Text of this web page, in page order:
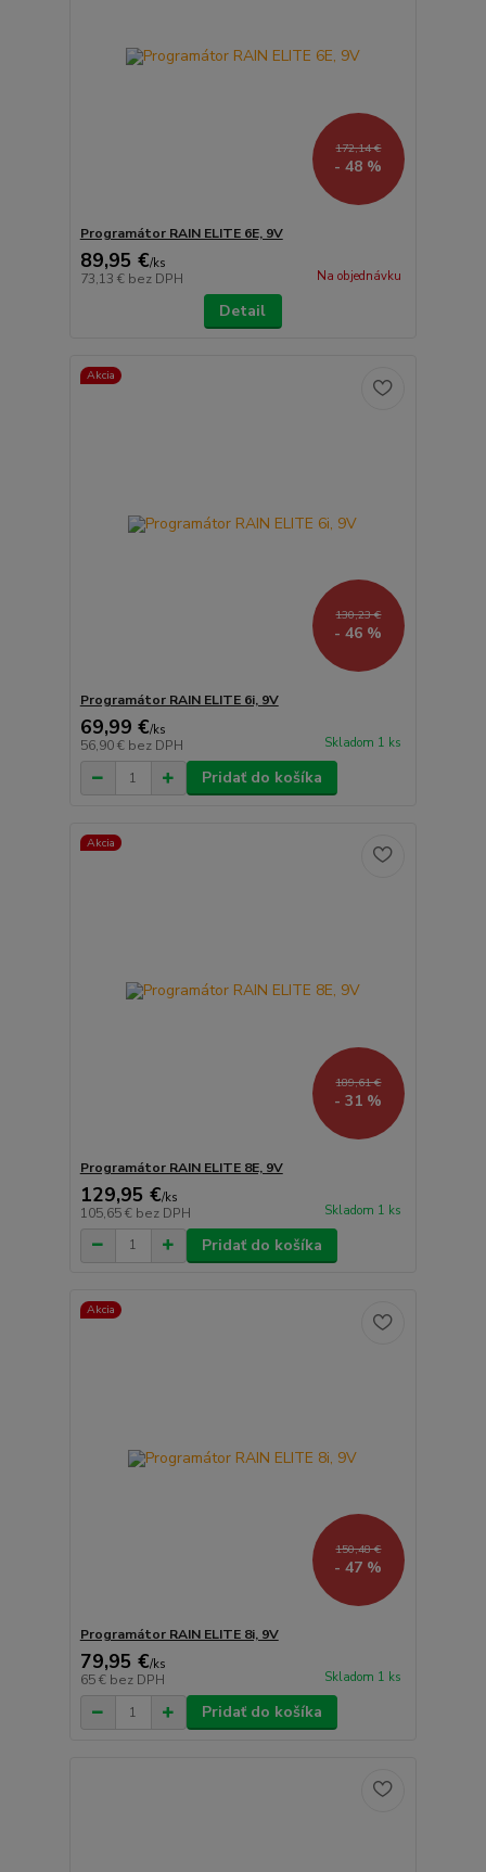
172,14 €
- 48 %
Programátor RAIN ELITE 6E, 9V
89,95 €/ks
73,13 € bez DPH Na objednávku
Detail
Akcia
130,23 €
- 46 %
Programátor RAIN ELITE 6i, 9V
69,99 €/ks
56,90 € bez DPH Skladom 1 ks
Pridať do košíka
Akcia
189,61 €
- 31 %
Programátor RAIN ELITE 8E, 9V
129,95 €/ks
105,65 € bez DPH Skladom 1 ks
Pridať do košíka
Akcia
150,48 €
- 47 %
Programátor RAIN ELITE 8i, 9V
79,95 €/ks
65 € bez DPH Skladom 1 ks
Pridať do košíka